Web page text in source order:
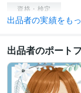
資格・検定
歯科衛生士 取得年 :
その他ツール
MAYAカラーセラピー
オラクルカード:3年歯
出品者の実績をも
出品者のポート